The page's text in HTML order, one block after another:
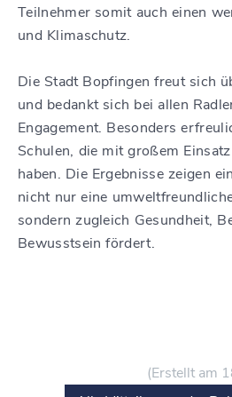
Teilnehmer somit auch einen
und Klimaschutz.
Die Stadt Bopfingen freut sich
und bedankt sich bei allen
Engagement. Besonders
Schulen, die mit großem
haben. Die Ergebnisse zeigen
nicht nur eine
sondern zugleich Gesundheit,
Bewusstsein fördert.
(Erstellt am